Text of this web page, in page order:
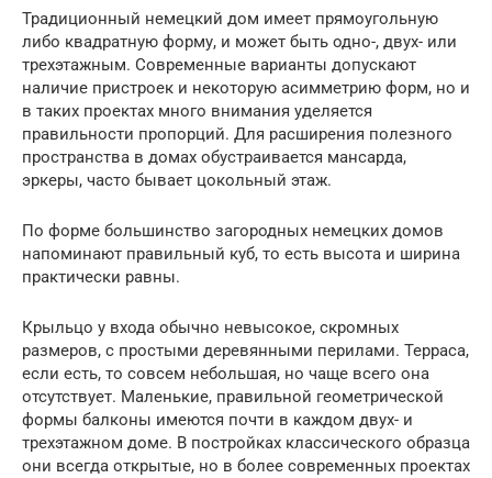
Традиционный немецкий дом имеет прямоугольную
либо квадратную форму, и может быть одно-, двух- или
трехэтажным. Современные варианты допускают
наличие пристроек и некоторую асимметрию форм, но и
в таких проектах много внимания уделяется
правильности пропорций. Для расширения полезного
пространства в домах обустраивается мансарда,
эркеры, часто бывает цокольный этаж.
По форме большинство загородных немецких домов
напоминают правильный куб, то есть высота и ширина
практически равны.
Крыльцо у входа обычно невысокое, скромных
размеров, с простыми деревянными перилами. Терраса,
если есть, то совсем небольшая, но чаще всего она
отсутствует. Маленькие, правильной геометрической
формы балконы имеются почти в каждом двух- и
трехэтажном доме. В постройках классического образца
они всегда открытые, но в более современных проектах